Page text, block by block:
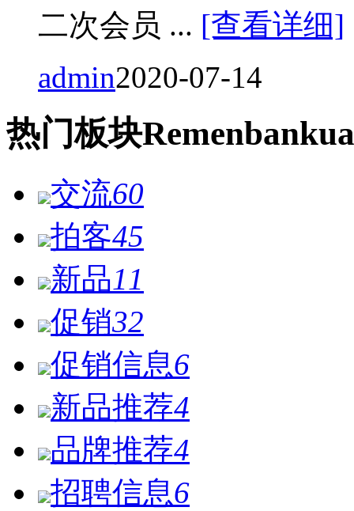
二次会员 ... [查看详细]
admin2020-07-14
热门板块Remen
交流60
拍客45
新品11
促销32
促销信息6
新品推荐4
品牌推荐4
招聘信息6